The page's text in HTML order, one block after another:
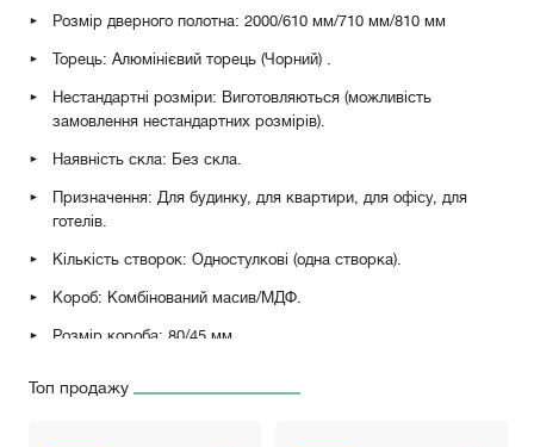
Розмір дверного полотна: 2000/610 мм/710 мм/810 мм
Торець: Алюмінієвий торець (Чорний)
Нестандартні розміри: Виготовляються (можливість
замовлення нестандартних розмірів).
Наявність скла: Без скла.
Призначення: Для будинку, для квартири, для офісу, для
готелів.
Кількість створок: Одностулкові (одна створка).
Короб: Комбінований масив/МДФ.
Розмір короба: 80/45 мм.
петлі накладні AL143Q (Матовий хром, білий, чорний).
Топ продажу